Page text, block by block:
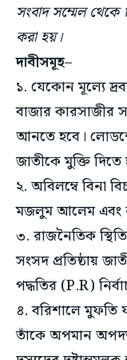
সংবাদ সম্মেল থেকে
করা হয়।
দাবীসমূহ–
১. যেকোন মূল্যে
বাজার
আনতে হবে।
জাতীকে মুক্তি দিতে
২. অবিলম্বে বিনা
মজলুম আলেম এবং
৩. রাজনৈতিক
সংসদ প্রতিষ্ঠায়
পদ্ধতির (P.R)
৪. বরিশালে
তাঁকে অপমান